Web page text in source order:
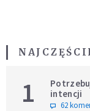
1
intencji
62